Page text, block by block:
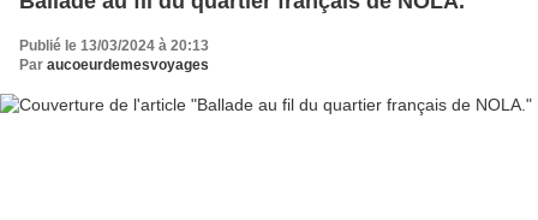
Publié le 13/03/2024 à 20:13
Par aucoeurdemesvoyages